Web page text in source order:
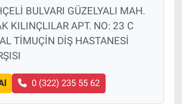
BULVARI GÜZELYALI MAH.
KILINÇLILAR APT. NO: 23 C
TİMUÇİN DİŞ HASTANESİ
0 (322) 235 55 62